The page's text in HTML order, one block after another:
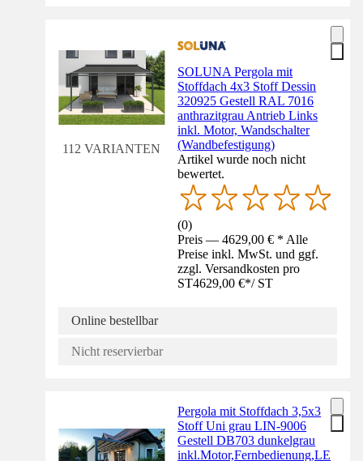
112 VARIANTEN
SOLUNA Pergola mit
Stoffdach 4x3 Stoff Dessin
320925 Gestell RAL 7016
anthrazitgrau Antrieb Links
inkl. Motor, Wandschalter
(Wandbefestigung)
Artikel wurde noch nicht
bewertet.
(0)
Preis — 4629,00 € * Alle
Preise inkl. MwSt. und ggf.
zzgl. Versandkosten pro
ST4629,00 €*/ ST
Online bestellbar
Nicht reservierbar
Pergola mit Stoffdach 3,5x3
Stoff Uni grau LIN-9006
Gestell DB703 dunkelgrau
inkl.Motor,Fernbedienung,LE